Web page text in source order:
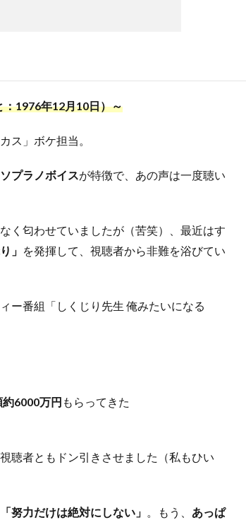
：1976年12月10日）～
ス」ボケ担当。
ソプラノボイスが特徴で、あの声は一度聴い
く匂わせていましたが（苦笑）、最近はす
」 を発揮して、視聴者から非難を浴びてい
ー番組「しくじり先生 俺みたいになる
6000万円 もらってきた
聴者ともドン引きさせました（私もひい
「努力だけは絶対にしない」 。もう、 あっぱ